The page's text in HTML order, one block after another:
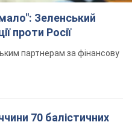
Зеленський
проти Росії
партнерам за фінансову
70 балістичних